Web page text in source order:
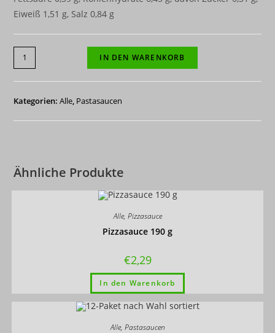
Eiweiß 1,51 g, Salz 0,84 g
12-
er
Paket
Tomatensauce
IN DEN WARENKORB
Kategorien:Alle, Pastasaucen
Ähnliche Produkte
Alle, Pizzasauce
Pizzasauce 190 g
€2,29
In den Warenkorb
Alle, Pastasaucen